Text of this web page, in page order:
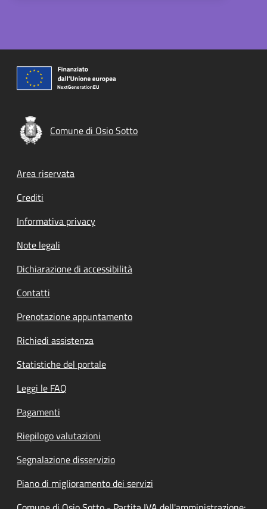
Comune di Osio Sotto
Footer menu
Area riservata
Crediti
Informativa privacy
Note legali
Dichiarazione di accessibilità
Contatti
Prenotazione appuntamento
Richiedi assistenza
Statistiche del portale
Leggi le FAQ
Pagamenti
Riepilogo valutazioni
Segnalazione disservizio
Piano di miglioramento dei servizi